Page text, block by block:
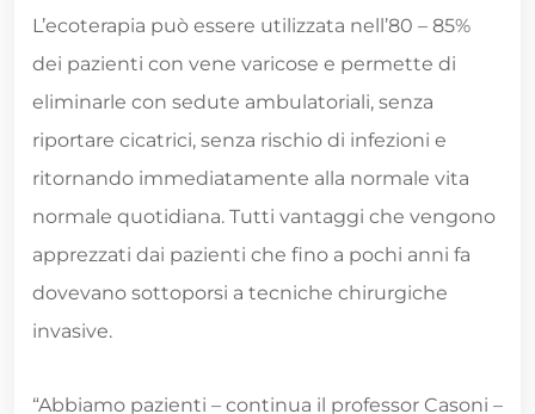
L’ecoterapia può essere utilizzata nell’80 – 85%
dei pazienti con vene varicose e permette di
eliminarle con sedute ambulatoriali, senza
riportare cicatrici, senza rischio di infezioni e
ritornando immediatamente alla normale vita
normale quotidiana. Tutti vantaggi che vengono
apprezzati dai pazienti che fino a pochi anni fa
dovevano sottoporsi a tecniche chirurgiche
invasive.
“Abbiamo pazienti – continua il professor Casoni –